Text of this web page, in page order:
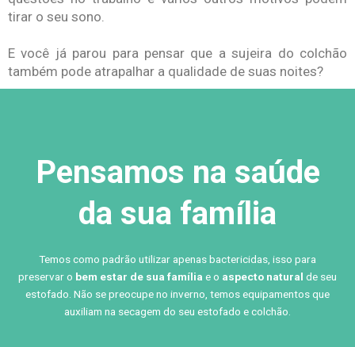
tirar o seu sono.
E você já parou para pensar que a sujeira do colchão
também pode atrapalhar a qualidade de suas noites?
Pensamos na saúde
da sua família
Temos como padrão utilizar apenas bactericidas, isso para
preservar o bem estar de sua família e o aspecto natural de seu
estofado. Não se preocupe no inverno, temos equipamentos que
auxiliam na secagem do seu estofado e colchão.